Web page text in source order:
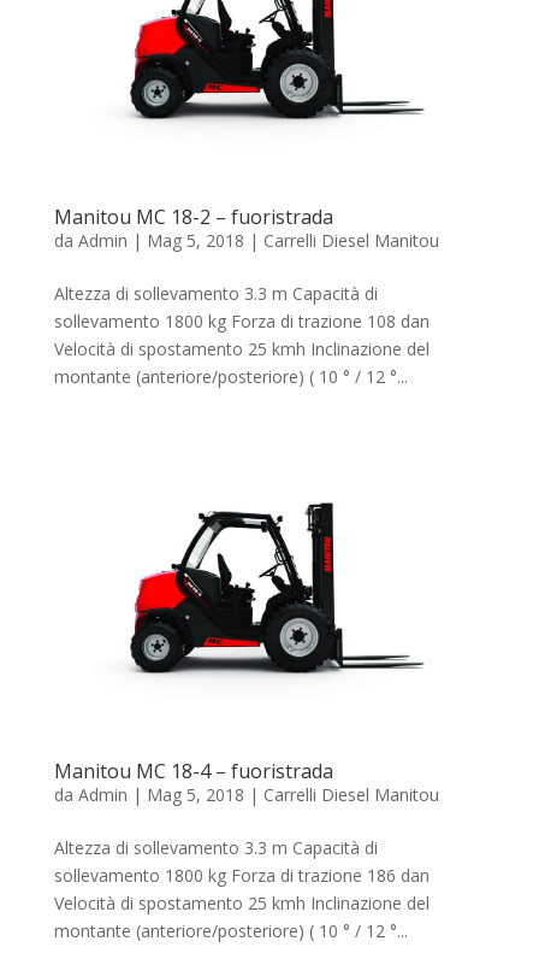
Manitou MC 18-2 – fuoristrada
da Admin | Mag 5, 2018 | Carrelli Diesel Manitou
Altezza di sollevamento 3.3 m Capacità di
sollevamento 1800 kg Forza di trazione 108 dan
Velocità di spostamento 25 kmh Inclinazione del
montante (anteriore/posteriore) ( 10 ° / 12 °...
Manitou MC 18-4 – fuoristrada
da Admin | Mag 5, 2018 | Carrelli Diesel Manitou
Altezza di sollevamento 3.3 m Capacità di
sollevamento 1800 kg Forza di trazione 186 dan
Velocità di spostamento 25 kmh Inclinazione del
montante (anteriore/posteriore) ( 10 ° / 12 °...